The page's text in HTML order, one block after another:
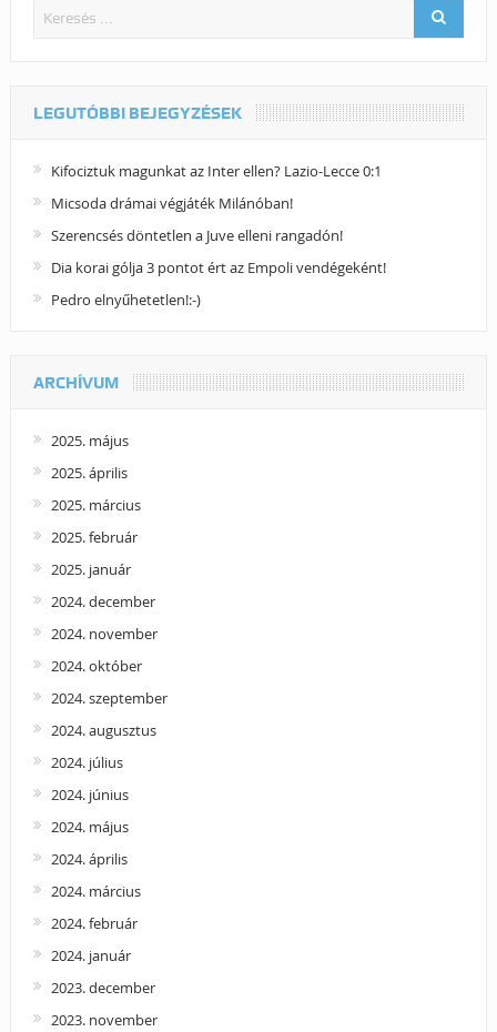
LEGUTÓBBI BEJEGYZÉSEK
Kifociztuk magunkat az Inter ellen? Lazio-Lecce 0:1
Micsoda drámai végjáték Milánóban!
Szerencsés döntetlen a Juve elleni rangadón!
Dia korai gólja 3 pontot ért az Empoli vendégeként!
Pedro elnyűhetetlen!:-)
ARCHÍVUM
2025. május
2025. április
2025. március
2025. február
2025. január
2024. december
2024. november
2024. október
2024. szeptember
2024. augusztus
2024. július
2024. június
2024. május
2024. április
2024. március
2024. február
2024. január
2023. december
2023. november